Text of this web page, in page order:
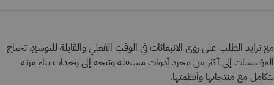
مع تزايد الطلب على رؤى الانبعاثات في الوقت الفعلي والقابلة للتوسع، تحتاج
المؤسسات إلى أكثر من مجرد أدوات مستقلة وتتجه إلى وحدات بناء مرنة
تتكامل مع منتجاتها وأنظمتها.